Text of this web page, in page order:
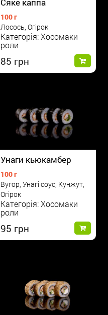
100 г
Лосось, Огірок
Категорія: Хосомаки
роли
85
Унаги кьюкамбер
100 г
Вугор, Унагі соус, Кунжут,
Огірок
Категорія: Хосомаки
роли
95